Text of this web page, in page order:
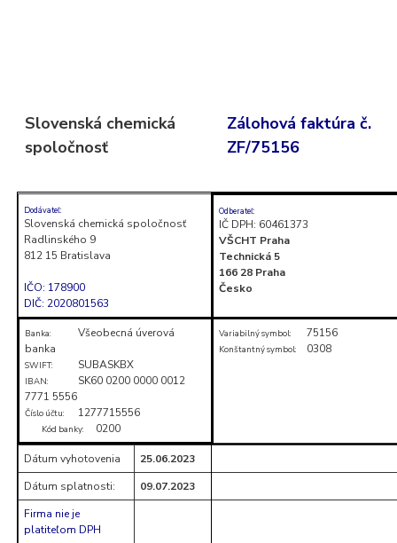
Enter)Slovenská chemická
spoločnosť
Zálohová faktúra č.
ZF/75156
Dodávateľ:
Slovenská chemická spoločnosť
Radlinského 9
812 15 Bratislava
IČO: 178900
DIČ: 2020801563
Odberateľ:
IČ DPH: 60461373
VŠCHT Praha
Technická 5
166 28 Praha
Česko
Banka:
Všeobecná úverová
banka
SWIFT: SUBASKBX
IBAN:
SK60 0200 0000 0012
7771 5556
Číslo účtu: 1277715556
Kód banky: 0200
Variabilný symbol: 75156
Konštantný symbol: 0308
Dátum vyhotovenia
25.06.2023
Dátum splatnosti:
09.07.2023
Firma nie je
platiteľom DPH